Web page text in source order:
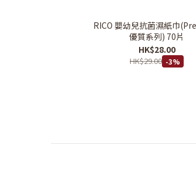
RICO 嬰幼兒抗菌濕紙巾
優質系列) 70片
HK$28.00
HK$29.00 -3%